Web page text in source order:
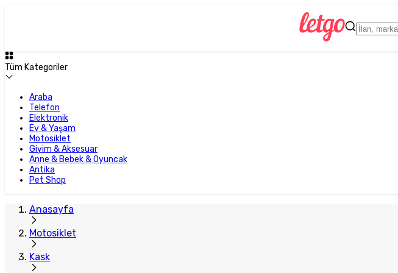
Tüm Kategoriler
Araba
Telefon
Elektronik
Ev & Yaşam
Motosiklet
Giyim & Aksesuar
Anne & Bebek & Oyuncak
Antika
Pet Shop
Anasayfa
Motosiklet
Kask